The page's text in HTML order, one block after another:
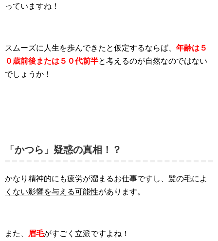
っていますね！
スムーズに人生を歩んできたと仮定するならば、 年齢は５
０歳前後または５０代前半と考えるのが自然なのではない
でしょうか！
「かつら」疑惑の真相！？
かなり精神的にも疲労が溜まるお仕事ですし、 髪の毛によ
くない影響を与える可能性があります。
また、 眉毛がすごく立派ですよね！